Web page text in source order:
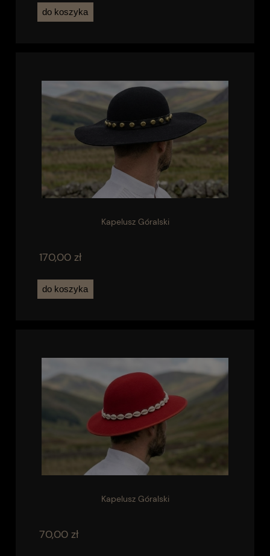
do koszyka
Kapelusz Góralski
170,00 zł
do koszyka
Kapelusz Góralski
70,00 zł